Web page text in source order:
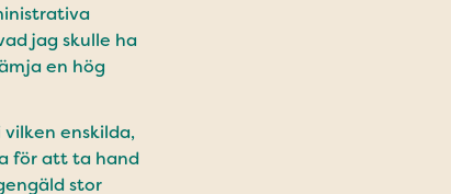
jag skulle ha
en hög
enskilda,
för att ta hand
stor